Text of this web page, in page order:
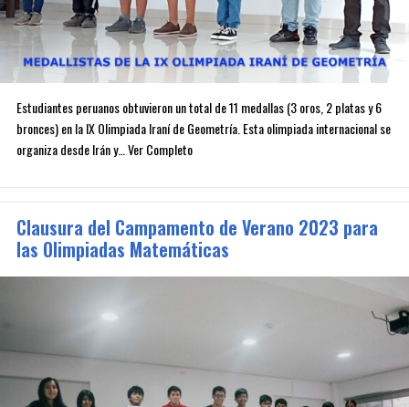
Estudiantes peruanos obtuvieron un total de 11 medallas (3 oros, 2 platas y 6
bronces) en la IX Olimpiada Iraní de Geometría. Esta olimpiada internacional se
organiza desde Irán y… Ver Completo
Clausura del Campamento de Verano 2023 para
las Olimpiadas Matemáticas